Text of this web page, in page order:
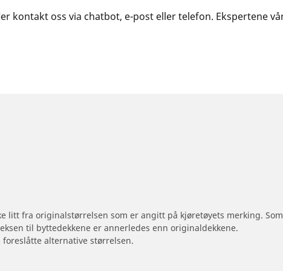
kontakt oss via chatbot, e-post eller telefon. Ekspertene
litt fra originalstørrelsen som er angitt på kjøretøyets merking.
til byttedekkene er annerledes enn originaldekkene.
alternative størrelsen.